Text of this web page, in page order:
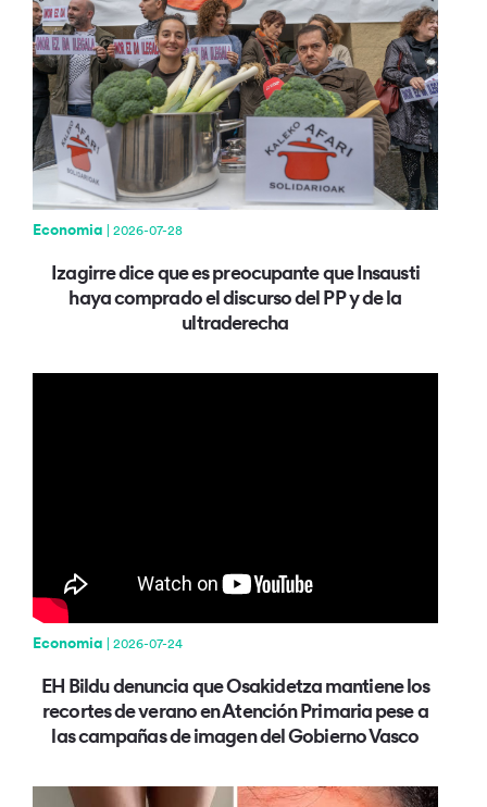
Economia | 2026-07-28
Izagirre dice que es preocupante que Insausti
haya comprado el discurso del PP y de la
ultraderecha
Economia | 2026-07-24
EH Bildu denuncia que Osakidetza mantiene los
recortes de verano en Atención Primaria pese a
las campañas de imagen del Gobierno Vasco